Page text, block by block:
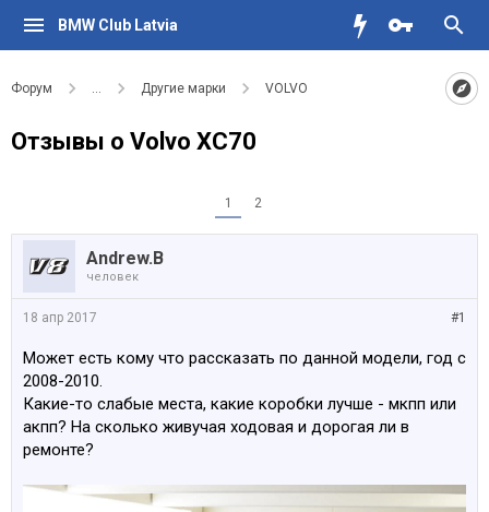
BMW Club Latvia
Форум ... Другие марки VOLVO
Отзывы о Volvo XC70
1 2
Andrew.B
человек
#1
18 апр 2017
Может есть кому что рассказать по данной модели, год с
2008-2010.
Какие-то слабые места, какие коробки лучше - мкпп или
акпп? На сколько живучая ходовая и дорогая ли в
ремонте?